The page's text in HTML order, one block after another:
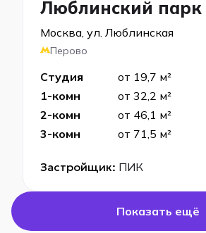
Люблинский парк
Москва, ул. Люблинская
Перово
Студия от 19,7 м²
1-комн
от 32,2 м²
2-комн
от 46,1 м²
3-комн
от 71,5 м²
Застройщик: ПИК
Показать ещё